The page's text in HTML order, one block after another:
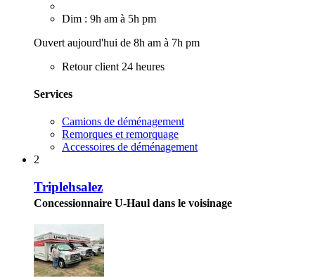
Dim : 9h am à 5h pm
Ouvert aujourd'hui de 8h am à 7h pm
Retour client 24 heures
Services
Camions de déménagement
Remorques et remorquage
Accessoires de déménagement
2
Triplehsalez
Concessionnaire U-Haul dans le voisinage